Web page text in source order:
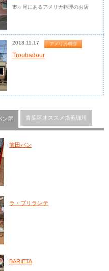
市ヶ尾にあるアメリカ料理のお店
2018.11.17 アメリカ料理
Troubadour
ン屋 青葉区オススメ焙煎珈琲
前田パン
ラ・ブリランテ
BARIETA